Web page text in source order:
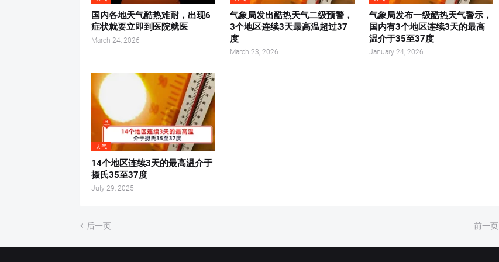
国内各地天气酷热难耐，出现6
症状就要立即到医院就医
March 24, 2026
气象局发出酷热天气二级预警，
3个地区连续3天最高温超过37
度
March 23, 2026
气象局发布一级酷热天气警示，
国内有3个地区连续3天的最高
温介于35至37度
January 24, 2026
天气
14个地区连续3天的最高温介于
摄氏35至37度
July 29, 2025
后一页 前一页